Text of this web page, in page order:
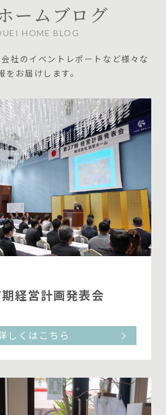
ームブログ
HOME BLOG
社のイベントレポートなど様々な
をお届けします。
経営計画発表会
しくはこちら